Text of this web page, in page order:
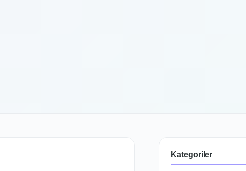
Kategoriler